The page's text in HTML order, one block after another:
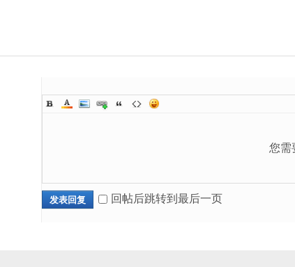
您需
发表回复 回帖后跳转到最后一页